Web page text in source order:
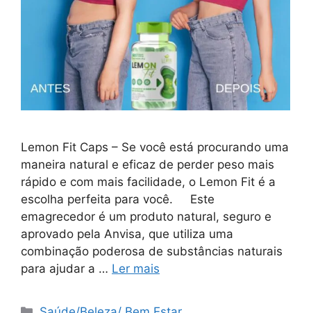
Lemon Fit Caps – Se você está procurando uma
maneira natural e eficaz de perder peso mais
rápido e com mais facilidade, o Lemon Fit é a
escolha perfeita para você. Este
emagrecedor é um produto natural, seguro e
aprovado pela Anvisa, que utiliza uma
combinação poderosa de substâncias naturais
para ajudar a … Ler mais
Categorias